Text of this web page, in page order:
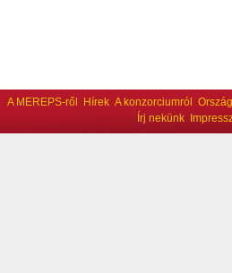
A MEREPS-ről Hírek A konzorciumról
Írj nekünk